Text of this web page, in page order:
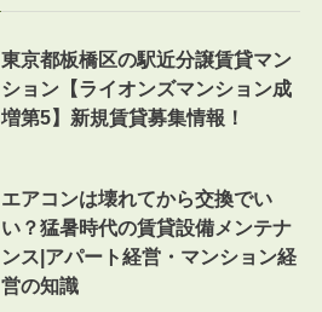
東京都板橋区の駅近分譲賃貸マン
ション【ライオンズマンション成
増第5】新規賃貸募集情報！
エアコンは壊れてから交換でい
い？猛暑時代の賃貸設備メンテナ
ンス|アパート経営・マンション経
営の知識